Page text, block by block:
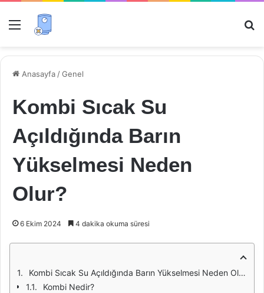
Menü
Anasayfa /Genel
Kombi Sıcak Su
Açıldığında Barın
Yükselmesi Neden
Olur?
6 Ekim 2024 4 dakika okuma süresi
Kombi Sıcak Su Açıldığında Barın Yükselmesi Neden Olur?
Kombi Nedir?